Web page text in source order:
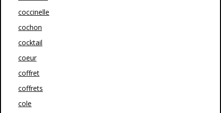
coccinelle
cochon
cocktail
coeur
coffret
coffrets
cole